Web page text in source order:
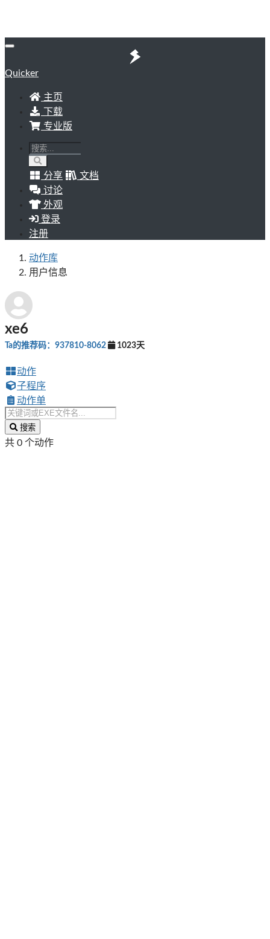
Quicker
主页
下载
专业版
分享
文档
讨论
外观
登录
注册
动作库
用户信息
xe6
Ta的推荐码：937810-8062 1023天
动作
子程序
动作单
搜索
共 0 个动作